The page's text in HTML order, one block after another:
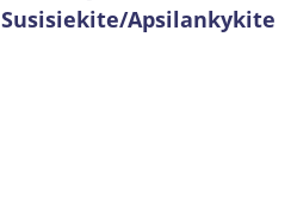
Susisiekite/Apsilankykite